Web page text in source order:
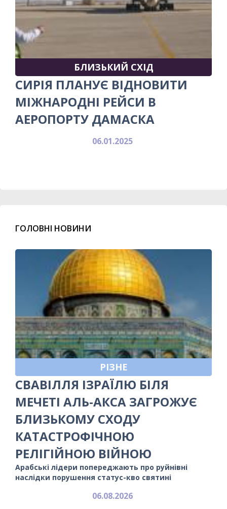
БЛИЗЬКИЙ СХІД
СИРІЯ ПЛАНУЄ ВІДНОВИТИ
МІЖНАРОДНІ РЕЙСИ В
АЕРОПОРТУ ДАМАСКА
06.01.2025
ГОЛОВНІ НОВИНИ
РІЗНЕ
СВАВІЛЛЯ ІЗРАЇЛЮ БІЛЯ
МЕЧЕТІ АЛЬ-АКСА ЗАГРОЖУЄ
БЛИЗЬКОМУ СХОДУ
КАТАСТРОФІЧНОЮ
РЕЛІГІЙНОЮ ВІЙНОЮ
Арабські лідери попереджають про руйнівні
наслідки порушення статус-кво святині
06.08.2026